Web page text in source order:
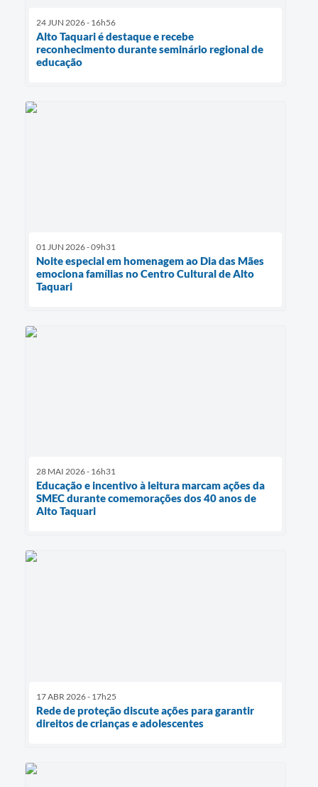
24 JUN 2026 - 16h56
Alto Taquari é destaque e recebe
reconhecimento durante seminário regional de
educação
01 JUN 2026 - 09h31
Noite especial em homenagem ao Dia das Mães
emociona famílias no Centro Cultural de Alto
Taquari
28 MAI 2026 - 16h31
Educação e incentivo à leitura marcam ações da
SMEC durante comemorações dos 40 anos de
Alto Taquari
17 ABR 2026 - 17h25
Rede de proteção discute ações para garantir
direitos de crianças e adolescentes